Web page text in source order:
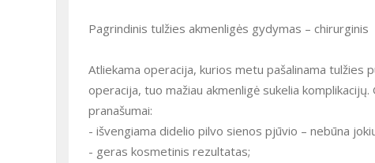
Pagrindinis tulžies akmenligės gydymas – chirurginis
Atliekama operacija, kurios metu pašalinama tulžies
operacija, tuo mažiau akmenligė sukelia
pranašumai:
- išvengiama didelio pilvo sienos pjūvio – nebūna
- geras kosmetinis rezultatas;